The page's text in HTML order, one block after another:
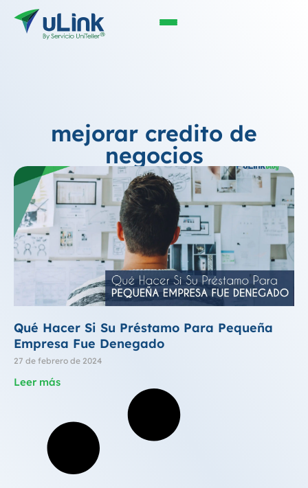
mejorar credito de
negocios
Qué Hacer Si Su Préstamo Para Pequeña
Empresa Fue Denegado
27 de febrero de 2024
Leer más